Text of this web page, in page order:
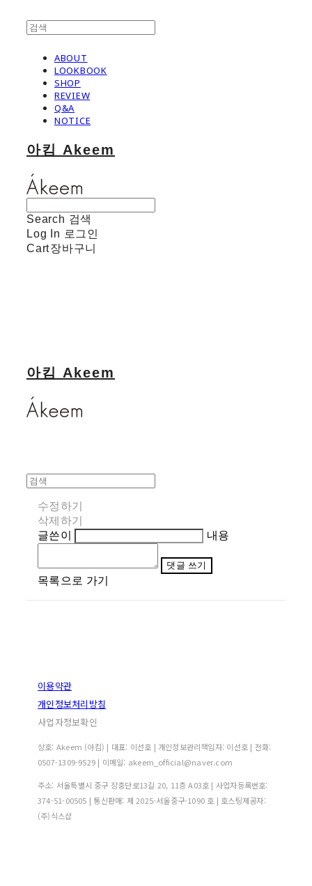
ABOUT
LOOKBOOK
SHOP
REVIEW
Q&A
NOTICE
아킴 Akeem
Search 검색
Log In 로그인
Cart장바구니
아킴 Akeem
수정하기
삭제하기
글쓴이
내용
댓글 쓰기
목록으로 가기
이용약관
개인정보처리방침
사업자정보확인
상호: Akeem (아킴) | 대표: 이선호 | 개인정보관리책임자: 이선호 | 전화:
0507-1309-9529 | 이메일: akeem_official@naver.com
주소: 서울특별시 중구 장충단로13길 20, 11층 A03호 | 사업자등록번호:
374-51-00505 | 통신판매: 제 2025-서울중구-1090 호 | 호스팅제공자:
(주)식스샵